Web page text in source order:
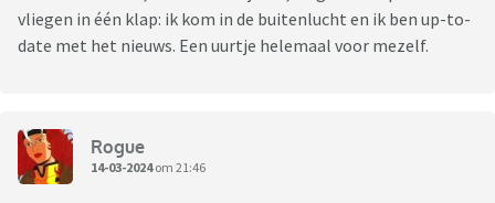
vliegen in één klap: ik kom in de buitenlucht en ik ben up-to-
date met het nieuws. Een uurtje helemaal voor mezelf.
Rogue
14-03-2024om 21:46